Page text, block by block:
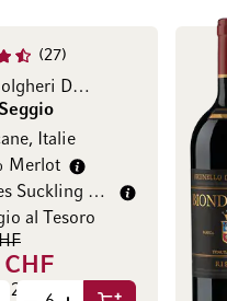
27
Rosso Bolgheri DOC
Italie
Merlot
James Suckling 94/100
al Tesoro
CHF / l)